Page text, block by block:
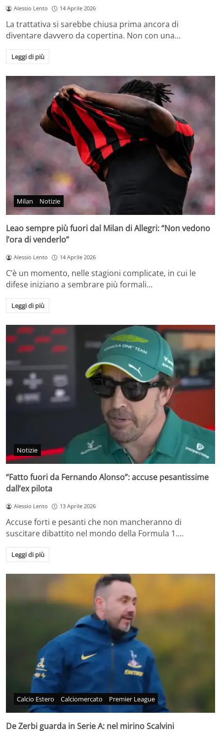
Alessio Lento 14 Aprile 2026
La trattativa si sarebbe chiusa prima ancora di
diventare davvero da copertina. Non con una…
Leggi di più
Milan Notizie
Leao sempre più fuori dal Milan di Allegri: “Non vedono
l’ora di venderlo”
Alessio Lento 14 Aprile 2026
C’è un momento, nelle stagioni complicate, in cui le
difese iniziano a sembrare più formali…
Leggi di più
Notizie
“Fatto fuori da Fernando Alonso”: accuse pesantissime
dall’ex pilota
Alessio Lento 13 Aprile 2026
Accuse forti e pesanti che non mancheranno di
suscitare dibattito nel mondo della Formula 1.…
Leggi di più
Calcio Estero Calciomercato Premier League
De Zerbi guarda in Serie A: nel mirino Scalvini